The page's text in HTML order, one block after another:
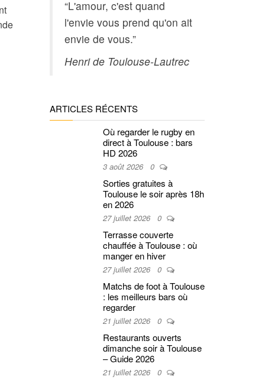
“L'amour, c'est quand
l'envie vous prend qu'on ait
envie de vous.”
Henri de Toulouse-Lautrec
ARTICLES RÉCENTS
Où regarder le rugby en
direct à Toulouse : bars
HD 2026
3 août 2026 0
Sorties gratuites à
Toulouse le soir après 18h
en 2026
27 juillet 2026 0
Terrasse couverte
chauffée à Toulouse : où
manger en hiver
27 juillet 2026 0
Matchs de foot à Toulouse
: les meilleurs bars où
regarder
21 juillet 2026 0
Restaurants ouverts
dimanche soir à Toulouse
– Guide 2026
21 juillet 2026 0